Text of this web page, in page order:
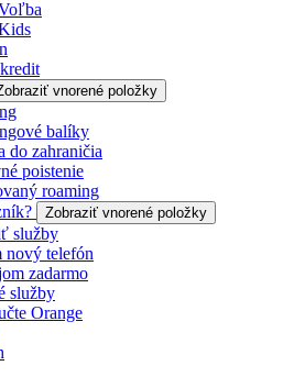
vnorené položky
balíky
do zahraničia
poistenie
roaming
Zobraziť vnorené položky
služby
nový telefón
zadarmo
služby
Orange